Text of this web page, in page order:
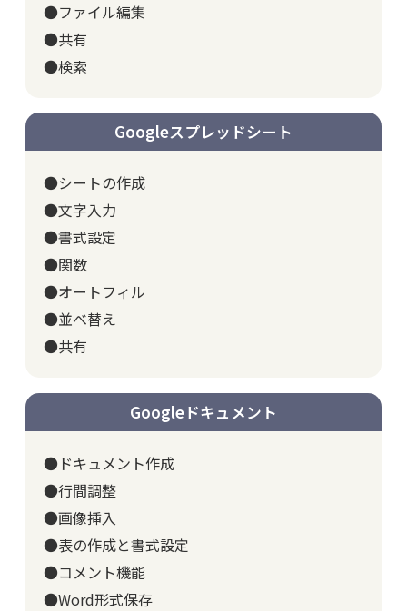
●ファイル編集
●共有
●検索
Googleスプレッドシート
●シートの作成
●文字入力
●書式設定
●関数
●オートフィル
●並べ替え
●共有
Googleドキュメント
●ドキュメント作成
●行間調整
●画像挿入
●表の作成と書式設定
●コメント機能
●Word形式保存